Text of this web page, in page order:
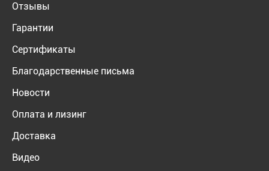
Отзывы
Гарантии
Сертификаты
Благодарственные письма
Новости
Оплата и лизинг
Доставка
Видео